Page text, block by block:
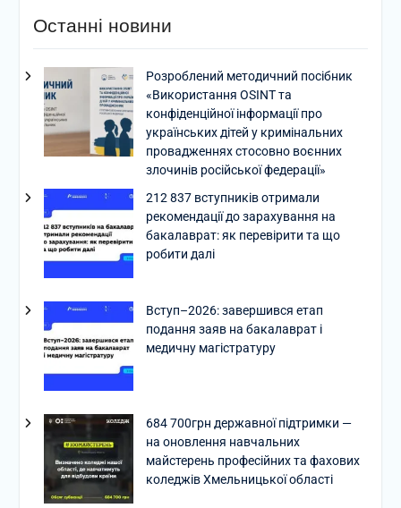
Останні новини
Розроблений методичний посібник
«Використання OSINT та
конфіденційної інформації про
українських дітей у кримінальних
провадженнях стосовно воєнних
злочинів російської федерації»
212 837 вступників отримали
рекомендації до зарахування на
бакалаврат: як перевірити та що
робити далі
Вступ–2026: завершився етап
подання заяв на бакалаврат і
медичну магістратуру
684 700грн державної підтримки —
на оновлення навчальних
майстерень професійних та фахових
коледжів Хмельницької області